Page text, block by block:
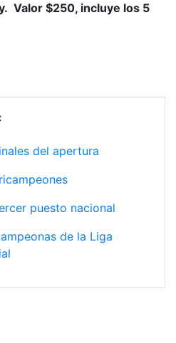
Valor $250, incluye los 5
del apertura
puesto nacional
de la Liga